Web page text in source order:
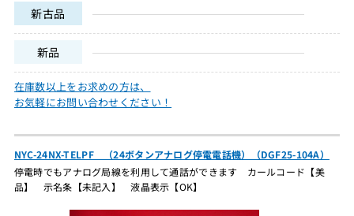
新古品
新品
在庫数以上をお求めの方は、
お気軽にお問い合わせください！
NYC-24NX-TELPF （24ボタンアナログ停電電話機）（DGF25-104A）
停電時でもアナログ局線を利用して通話ができます カールコード【美
品】 示名条【未記入】 液晶表示【OK】